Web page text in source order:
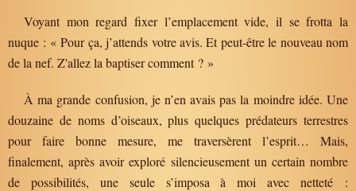
Voyant mon regard fixer l’emplacement vide, il se frotta la
nuque : « Pour ça, j’attends votre avis. Et peut-être le nouveau nom
de la nef. Z'allez la baptiser comment ? »
À ma grande confusion, je n’en avais pas la moindre idée. Une
douzaine de noms d’oiseaux, plus quelques prédateurs terrestres
pour faire bonne mesure, me traversèrent l’esprit… Mais,
finalement, après avoir exploré silencieusement un certain nombre
de possibilités, une seule s’imposa à moi avec netteté :